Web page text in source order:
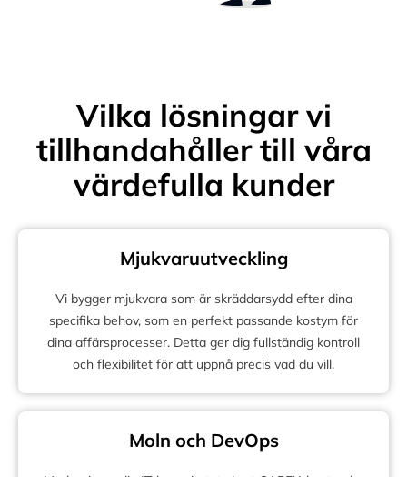
Vilka lösningar vi
tillhandahåller till våra
värdefulla kunder
Mjukvaruutveckling
Vi bygger mjukvara som är skräddarsydd efter dina
specifika behov, som en perfekt passande kostym för
dina affärsprocesser. Detta ger dig fullständig kontroll
och flexibilitet för att uppnå precis vad du vill.
Moln och DevOps